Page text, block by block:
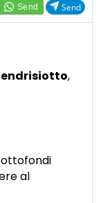
Send
,
al